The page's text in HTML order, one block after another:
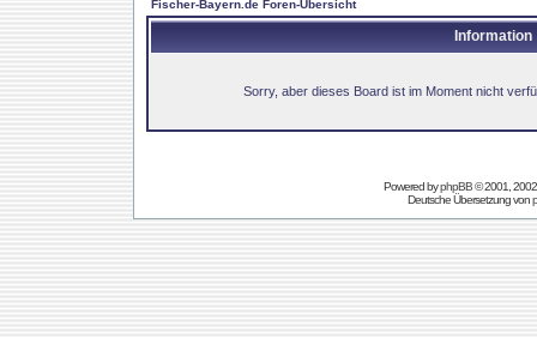
Fischer-Bayern.de Foren-Übersicht
Information
Sorry, aber dieses Board ist im Moment nicht
Powered byphpBB© 2001,
Deutsche Übersetzung von